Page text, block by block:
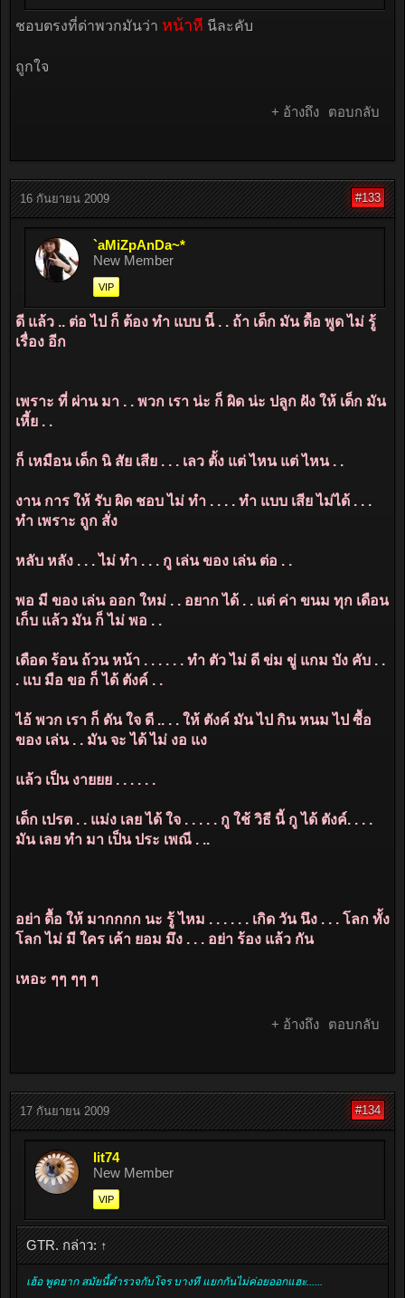
ชอบตรงที่ด่าพวกมันว่า หน้าหี นีละคับ
ถูกใจ
+ อ้างถึง ตอบกลับ
16 กันยายน 2009 #133
`aMiZpAnDa~*
New Member
VIP
ดี แล้ว .. ต่อ ไป ก็ ต้อง ทำ แบบ นี้ . . ถ้า เด็ก มัน ดื้อ พูด ไม่ รู้
เรื่อง อีก
เพราะ ที่ ผ่าน มา . . พวก เรา น่ะ ก็ ผิด น่ะ ปลูก ฝัง ให้ เด็ก มัน
เหี้ย . .
ก็ เหมือน เด็ก นิ สัย เสีย . . . เลว ตั้ง แต่ ไหน แต่ ไหน . .
งาน การ ให้ รับ ผิด ชอบ ไม่ ทำ . . . . ทำ แบบ เสีย ไม่ได้ . . .
ทำ เพราะ ถูก สั่ง
หลับ หลัง . . . ไม่ ทำ . . . กู เล่น ของ เล่น ต่อ . .
พอ มี ของ เล่น ออก ใหม่ . . อยาก ได้ . . แต่ ค่า ขนม ทุก เดือน
เก็บ แล้ว มัน ก็ ไม่ พอ . .
เดือด ร้อน ถ้วน หน้า . . . . . . ทำ ตัว ไม่ ดี ข่ม ขู่ แกม บัง คับ . .
. แบ มือ ขอ ก็ ได้ ตังค์ . .
ไอ้ พวก เรา ก็ ดัน ใจ ดี .. . . ให้ ตังค์ มัน ไป กิน หนม ไป ซื้อ
ของ เล่น . . มัน จะ ได้ ไม่ งอ แง
แล้ว เป็น งายยย . . . . . .
เด็ก เปรต . . แม่ง เลย ได้ ใจ . . . . . กู ใช้ วิธี นี้ กู ได้ ตังค์. . . .
มัน เลย ทำ มา เป็น ประ เพณี . ..
อย่า ดื้อ ให้ มากกกก นะ รู้ ไหม . . . . . . เกิด วัน นึง . . . โลก ทั้ง
โลก ไม่ มี ใคร เค้า ยอม มึง . . . อย่า ร้อง แล้ว กัน
เหอะ ๆๆ ๆๆ ๆ
+ อ้างถึง ตอบกลับ
17 กันยายน 2009 #134
lit74
New Member
VIP
GTR. กล่าว: ↑
เฮ้อ พูดยาก สมัยนี้ตำรวจกับโจร บางที แยกกันไม่ค่อยออกแฮะ......